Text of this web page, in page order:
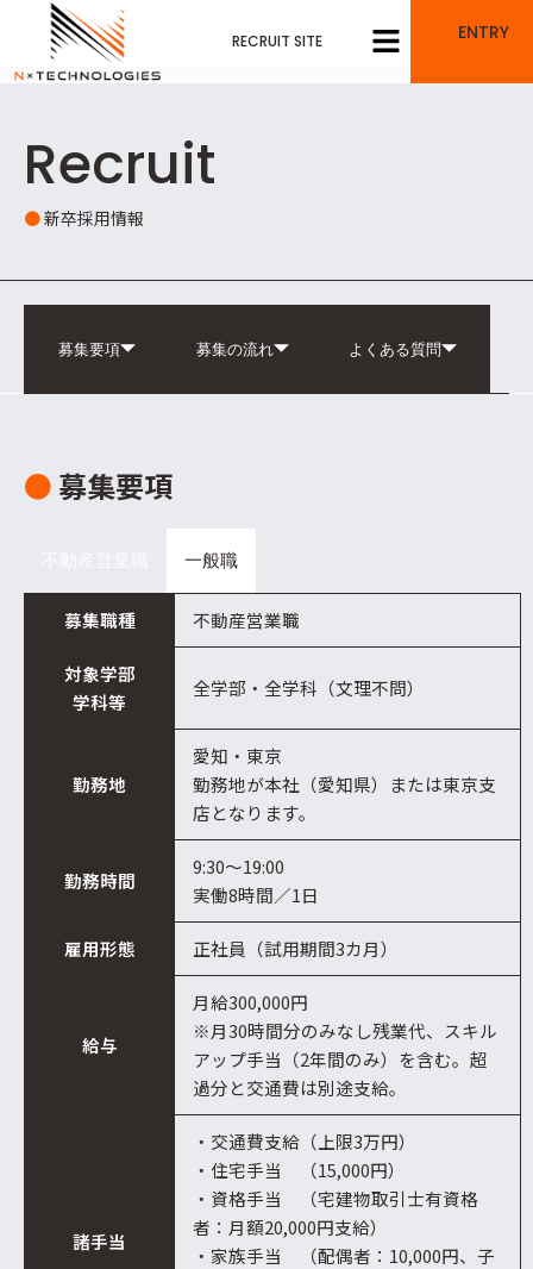
ス
RECRUIT SITE メ
ニ
ENTRY
Recruit
●新卒採用情報
募集要項 募集の流れ よくある質問
● 募集要項
一般職
募集職種 不動産営業職
対象学部
学科等
全学部・全学科（文理不問）
勤務地
愛知・東京
勤務地が本社（愛知県）または東京支
店となります。
勤務時間
9:30～19:00
実働8時間／1日
雇用形態 正社員（試用期間3カ月）
給与
月給300,000円
※月30時間分のみなし残業代、スキル
アップ手当（2年間のみ）を含む。超
過分と交通費は別途支給。
諸手当
・交通費支給（上限3万円）
・住宅手当 （15,000円）
・資格手当 （宅建物取引士有資格
者：月額20,000円支給）
・家族手当 （配偶者：10,000円、子